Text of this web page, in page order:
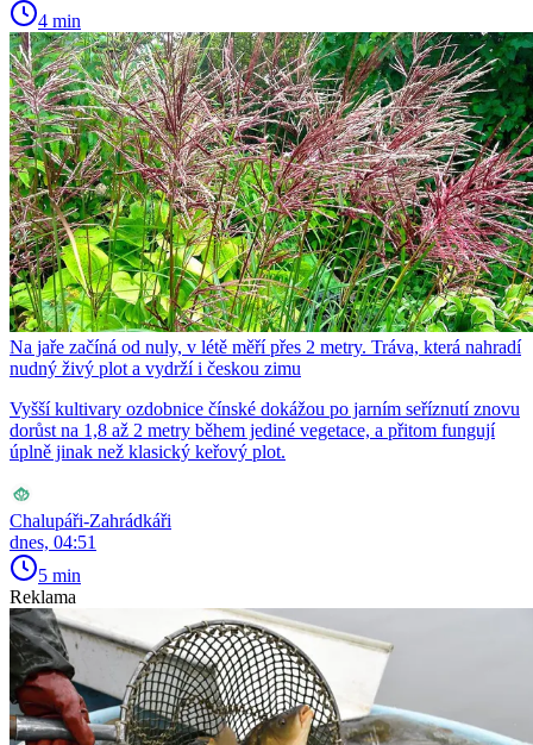
4 min
Na jaře začíná od nuly, v létě měří přes 2 metry. Tráva, která nahradí
nudný živý plot a vydrží i českou zimu
Vyšší kultivary ozdobnice čínské dokážou po jarním seříznutí znovu
dorůst na 1,8 až 2 metry během jediné vegetace, a přitom fungují
úplně jinak než klasický keřový plot.
Chalupáři-Zahrádkáři
dnes, 04:51
5 min
Reklama